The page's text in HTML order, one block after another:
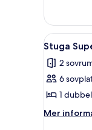
Superior
Öppna
alla
foton
för
Stuga
Superior
6
Stuga
2
6
1
Mer
Mer